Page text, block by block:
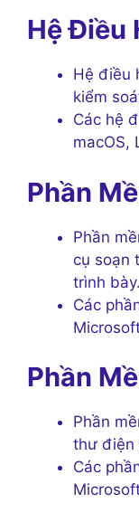
Hệ Điều
Hệ điều
kiểm
Các hệ
macOS,
Phần
Phần
cụ soạn
trình bày.
Các
Phần
Phần
thư điện
Các